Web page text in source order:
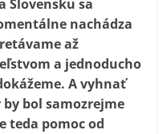
Slovensku sa
nachádza
až
a jednoducho
A vyhnať
bol samozrejme
teda pomoc od